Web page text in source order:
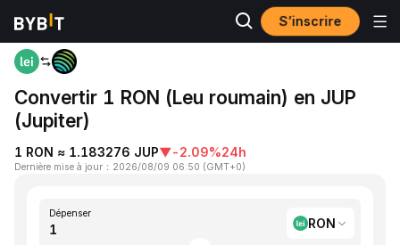
S’inscrire
Accueil
Convertir 1 RON (Leu roumain) en JUP
(Jupiter)
1 RON ≈ 1.183276 JUP▼-2.09%24h
Dernière mise à jour ： 2026/08/09 06:50 (GMT+0)
Dépenser
RON